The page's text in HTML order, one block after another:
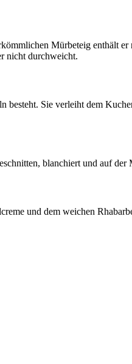
Mürbeteig enthält
nicht durchweicht.
Sie verleiht dem
blanchiert und auf der
und dem weichen